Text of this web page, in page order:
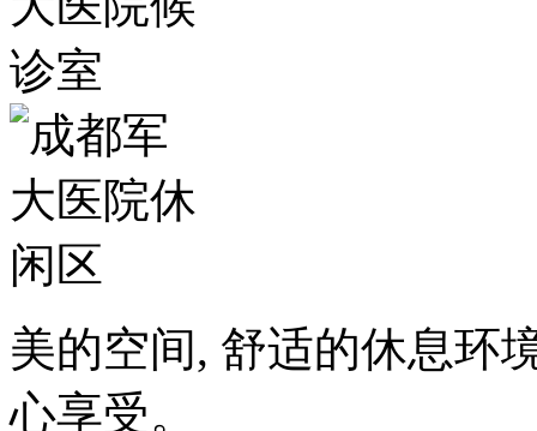
美的空间, 舒适的休息环
心享受。